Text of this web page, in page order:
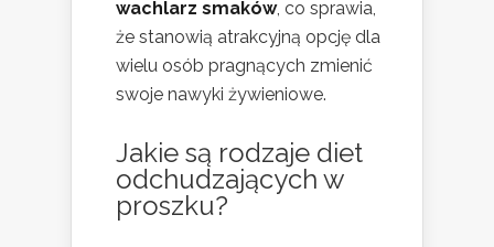
wachlarz smaków, co sprawia,
że stanowią atrakcyjną opcję dla
wielu osób pragnących zmienić
swoje nawyki żywieniowe.
Jakie są rodzaje diet
odchudzających w
proszku?